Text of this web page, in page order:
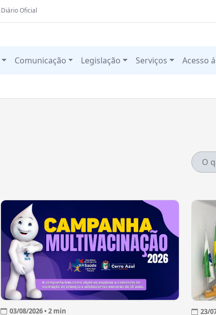
Diário Oficial
Comunicação Legislação Serviços Acesso
03/08/2026 • 2 min 23/